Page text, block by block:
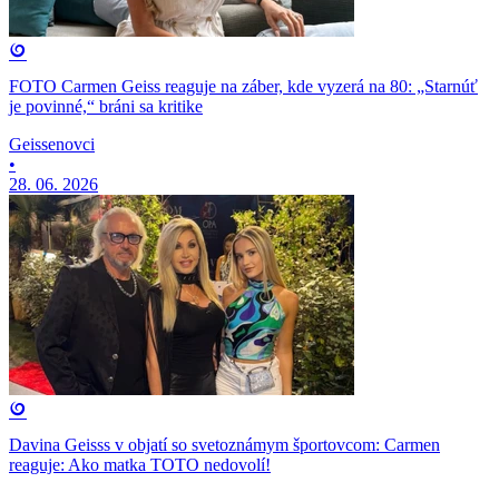
FOTO Carmen Geiss reaguje na záber, kde vyzerá na 80: „Starnúť
je povinné,“ bráni sa kritike
Geissenovci
•
28. 06. 2026
Davina Geisss v objatí so svetoznámym športovcom: Carmen
reaguje: Ako matka TOTO nedovolí!